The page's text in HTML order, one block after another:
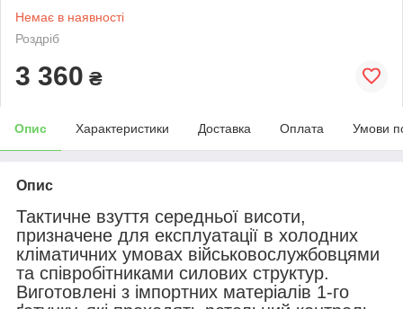
Немає в наявності
Роздріб
3 360 ₴
Опис Характеристики Доставка Оплата Умови
Опис
Тактичне взуття середньої висоти,
призначене для експлуатації в холодних
кліматичних умовах військовослужбовцями
та співробітниками силових структур.
Виготовлені з імпортних матеріалів 1-го